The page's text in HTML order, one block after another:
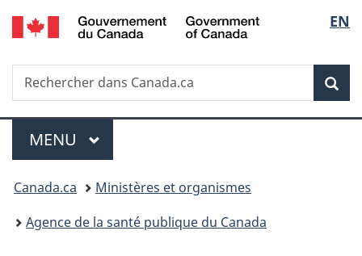
Passer
au
principal
Passer
à
Au
du
Passer
à
version
simplifiée
de
la
EN
Recherche
Rechercher
dans
Menu
MENU PRINCIPAL
Vous
êtes
Canada.ca
Ministères et organismes
Agence de la santé publique du Canada